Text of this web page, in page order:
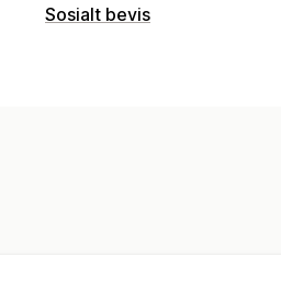
Målretting
Sosialt bevis